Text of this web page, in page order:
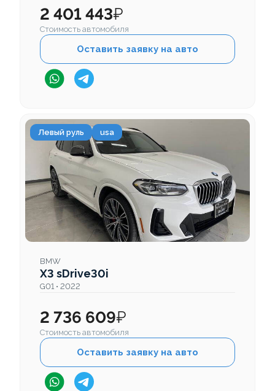
2 401 443₽
Стоимость автомобиля
Оставить заявку на авто
Левый руль usa
BMW
X3 sDrive30i
G01 • 2022
2 736 609₽
Стоимость автомобиля
Оставить заявку на авто